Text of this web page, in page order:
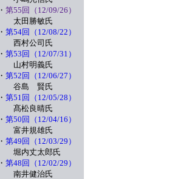
・ 第55回（12/09/26）
太田勝敏氏
・ 第54回（12/08/22）
西村公司氏
・ 第53回（12/07/31）
山村明義氏
・ 第52回（12/06/27）
谷島 賢氏
・ 第51回（12/05/28）
髙松良晴氏
・ 第50回（12/04/16）
富井規雄氏
・ 第49回（12/03/29）
堀内丈太郎氏
・ 第48回（12/02/29）
南井健治氏